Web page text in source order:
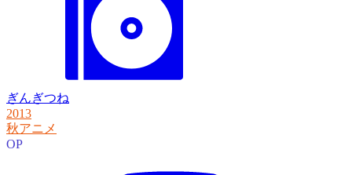
ぎんぎつね
2013
秋アニメ
OP